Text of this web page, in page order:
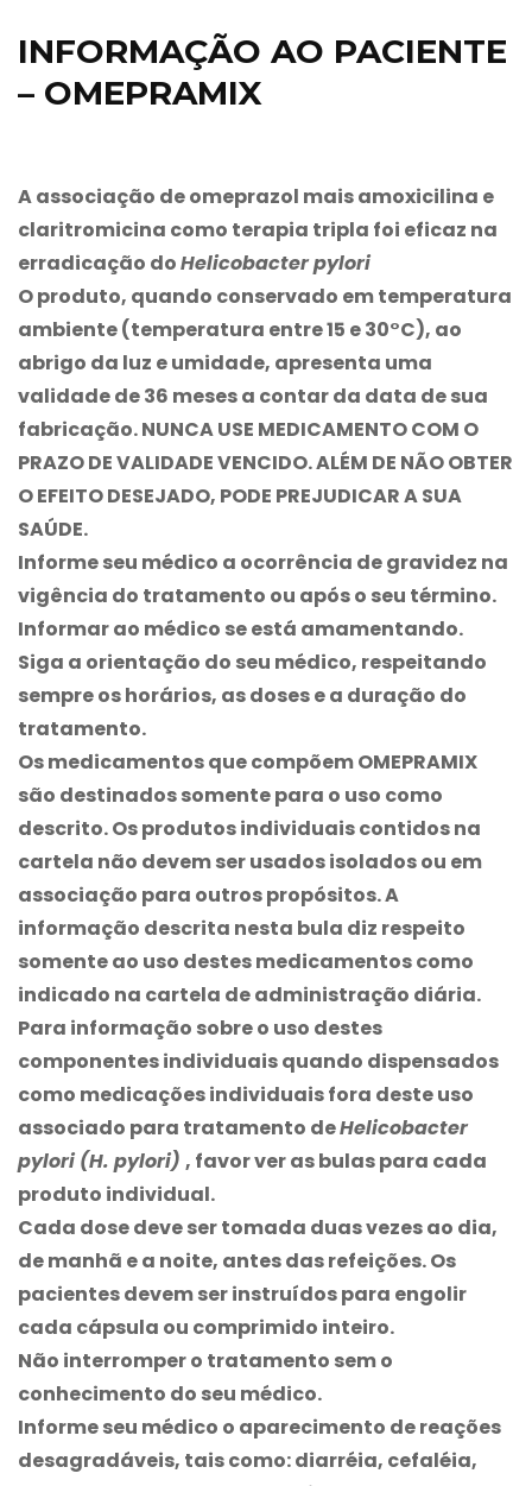
INFORMAÇÃO AO PACIENTE
– OMEPRAMIX
A associação de omeprazol mais amoxicilina e
claritromicina como terapia tripla foi eficaz na
erradicação doHelicobacter pylori
O produto, quando conservado em temperatura
ambiente (temperatura entre 15 e 30°C), ao
abrigo da luz e umidade, apresenta uma
validade de 36 meses a contar da data de sua
fabricação. NUNCA USE MEDICAMENTO COM O
PRAZO DE VALIDADE VENCIDO. ALÉM DE NÃO OBTER
O EFEITO DESEJADO, PODE PREJUDICAR A SUA
SAÚDE.
Informe seu médico a ocorrência de gravidez na
vigência do tratamento ou após o seu término.
Informar ao médico se está amamentando.
Siga a orientação do seu médico, respeitando
sempre os horários, as doses e a duração do
tratamento.
Os medicamentos que compõemOMEPRAMIX
são destinados somente para o uso como
descrito. Os produtos individuais contidos na
cartela não devem ser usados isolados ou em
associação para outros propósitos. A
informação descrita nesta bula diz respeito
somente ao uso destes medicamentos como
indicado na cartela de administração diária.
Para informação sobre o uso destes
componentes individuais quando dispensados
como medicações individuais fora deste uso
associado para tratamento deHelicobacter
pylori (H. pylori) , favor ver as bulas para cada
produto individual.
Cada dose deve ser tomada duas vezes ao dia,
de manhã e a noite, antes das refeições. Os
pacientes devem ser instruídos para engolir
cada cápsula ou comprimido inteiro.
Não interromper o tratamento sem o
conhecimento do seu médico.
Informe seu médico o aparecimento de reações
desagradáveis, tais como: diarréia, cefaléia,